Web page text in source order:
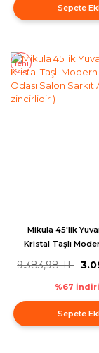
Sepete
Yeni
Mikula 45'lik
Kristal Taşlı
zincirlidir
9.383,98 TL
%67
Sepete